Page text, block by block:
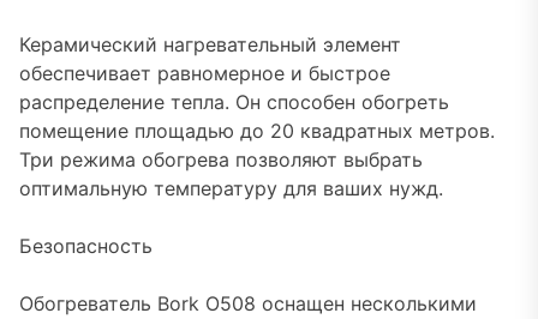
Керамический нагревательный элемент
обеспечивает равномерное и быстрое
распределение тепла. Он способен обогреть
помещение площадью до 20 квадратных метров.
Три режима обогрева позволяют выбрать
оптимальную температуру для ваших нужд.
Безопасность
Обогреватель Bork O508 оснащен несколькими